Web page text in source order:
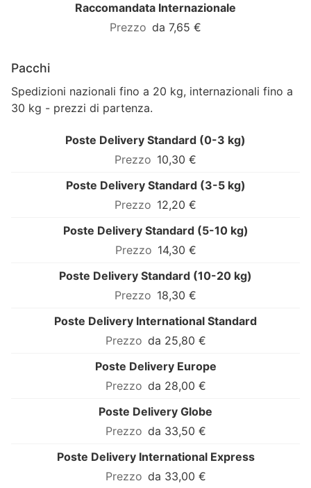
Raccomandata Internazionale
da 7,65 €
Pacchi
Spedizioni nazionali fino a 20 kg, internazionali fino a
30 kg - prezzi di partenza.
Poste Delivery Standard (0-3 kg)
10,30 €
Poste Delivery Standard (3-5 kg)
12,20 €
Poste Delivery Standard (5-10 kg)
14,30 €
Poste Delivery Standard (10-20 kg)
18,30 €
Poste Delivery International Standard
da 25,80 €
Poste Delivery Europe
da 28,00 €
Poste Delivery Globe
da 33,50 €
Poste Delivery International Express
da 33,00 €